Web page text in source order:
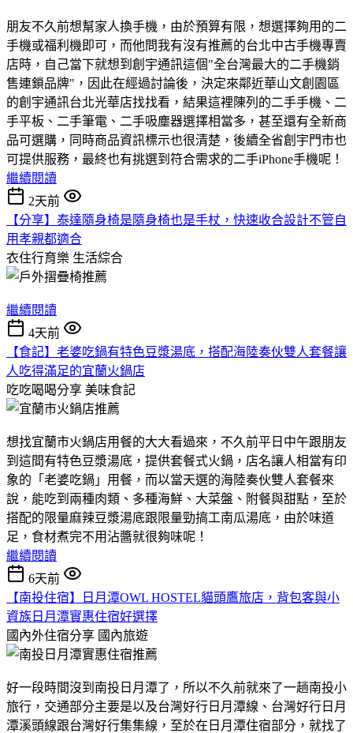
朋友不久前想幫家人換手機，由於預算有限，想選擇夠用的二
手機或福利機即可，而他問我有沒有推薦的台北中古手機專賣
店時，自己當下就想到創宇通訊這個"全台灣最大的二手機銷
售連鎖品牌"，因此在經過討論後，決定來鄰近華山文創園區
的創宇通訊台北光華店找找看，結果這裡陳列的二手手機、二
手平板、二手筆電、二手吸塵器選擇相當多，甚至還有全新商
品可選購，同時商品資訊標示也很清楚，後續全省創宇門市也
可提供服務，最終也有挑選到符合需求的二手iPhone手機呢！
繼續閱讀
2天前
【分享】泰達隨身椅是隨身椅也是手杖，快速收合設計不管自
用孝親都適合
衣住行育樂 生活綜合
繼續閱讀
4天前
【食記】老婆吃鍋有特色豆漿湯底，搭配海陸奏伙雙人套餐讓
人吃得滿足的宜蘭火鍋店
吃吃喝喝分享 美味食記
想找宜蘭市火鍋店用餐的大大看過來，不久前平日中午跟朋友
到這間有特色豆漿湯底，提供套餐式火鍋，店名讓人相當有印
象的「老婆吃鍋」用餐，而以當天選的海陸奏伙雙人套餐來
說，能吃到兩種肉類、多種海鮮、大菜盤、附餐與甜點，至於
搭配的限量麻辣豆漿湯底跟限量勁搞工南瓜湯底，由於味道
足，食材煮完不用沾醬就很夠味呢！
繼續閱讀
6天前
【南投住宿】日月潭OWL HOSTEL貓頭鷹旅店，背包客與小
資族日月潭實惠住宿好選擇
國內外住宿分享 國內旅遊
好一段時間沒到南投日月潭了，所以不久前就來了一趟南投小
旅行，交通部分主要是以及台灣好行日月潭線、台灣好行日月
潭溪頭線跟台灣好行集集線，至於在日月潭住宿部分，就找了